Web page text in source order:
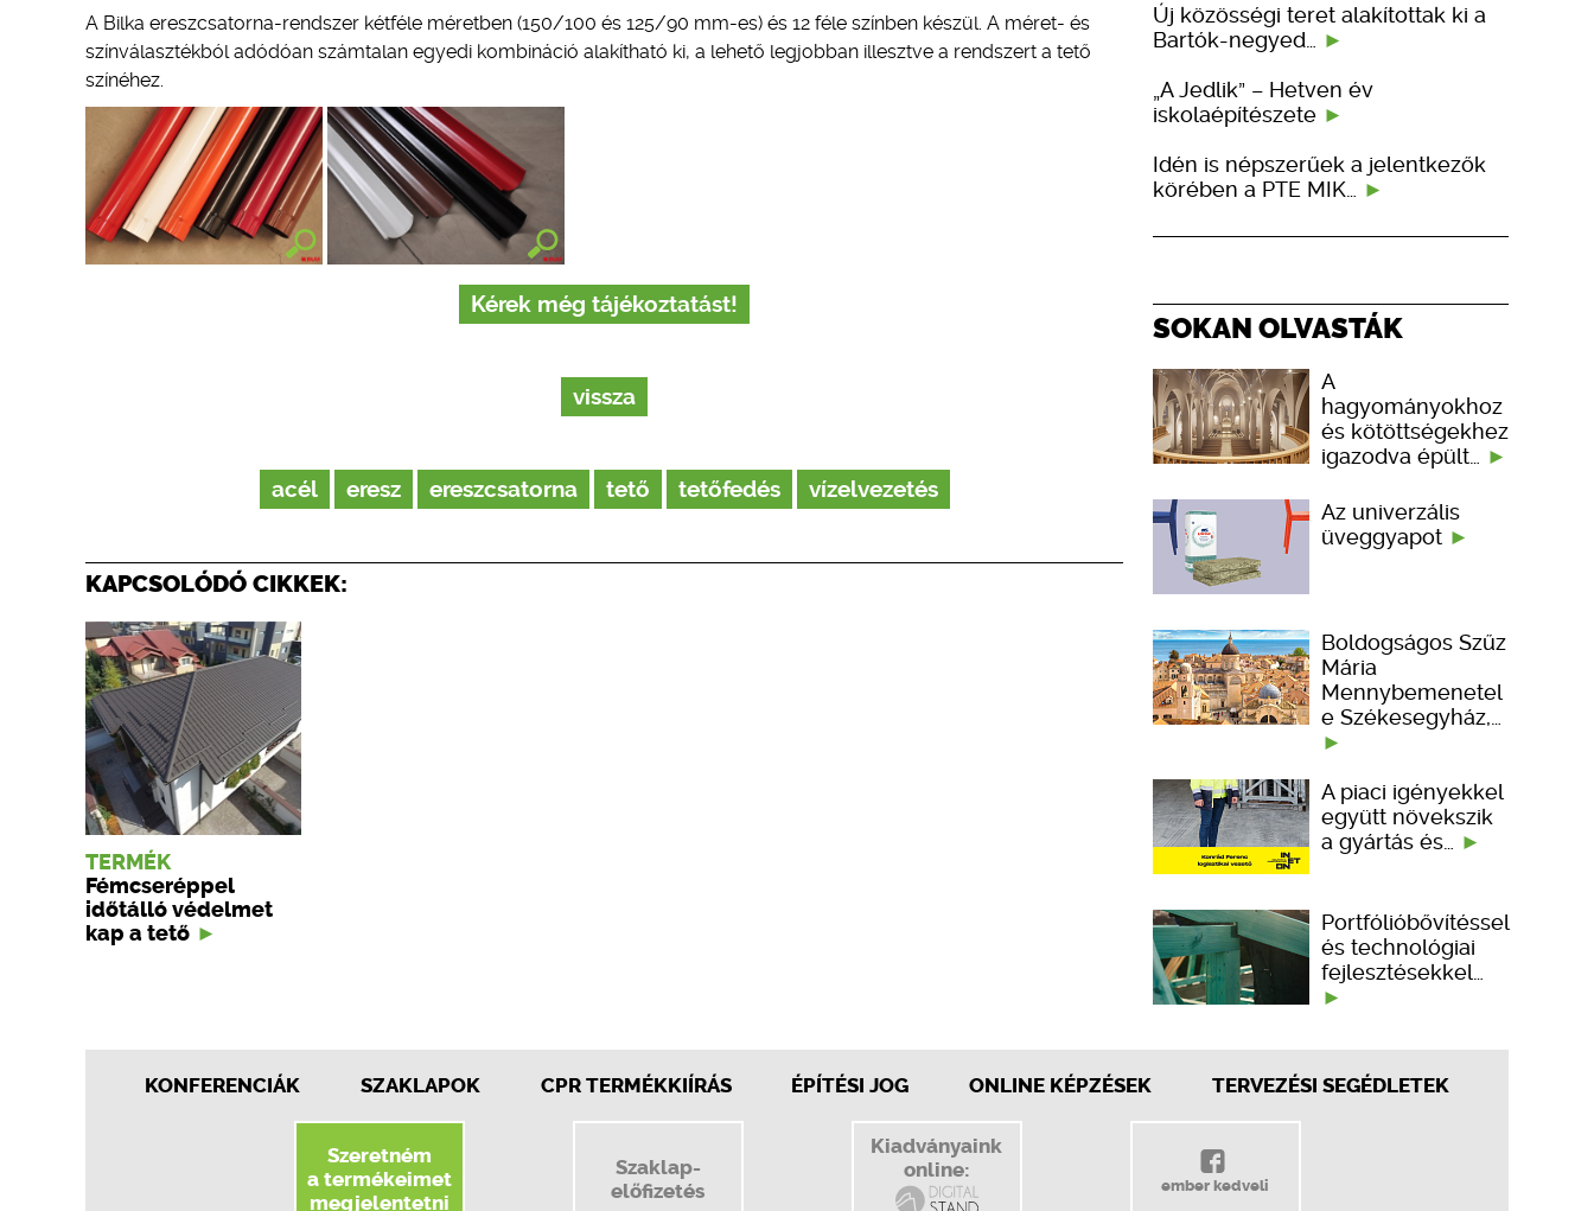
A Bilka ereszcsatorna-rendszer kétféle méretben (150/100 és 125/90 mm-es) és 12 féle színben készül. A méret- és
színválasztékból adódóan számtalan egyedi kombináció alakítható ki, a lehető legjobban illesztve a rendszert a tető
színéhez.
Kérek még tájékoztatást!
vissza
acél eresz ereszcsatorna tető tetőfedés vízelvezetés
KAPCSOLÓDÓ CIKKEK:
TERMÉK
Fémcseréppel
időtálló védelmet
kap a tető
Új közösségi teret alakítottak ki a
Bartók-negyed…
„A Jedlik” – Hetven év
iskolaépítészete
Idén is népszerűek a jelentkezők
körében a PTE MIK…
SOKAN OLVASTÁK
A
hagyományokhoz
és kötöttségekhez
igazodva épült…
Az univerzális
üveggyapot
Boldogságos Szűz
Mária
Mennybemenetel
e Székesegyház,…
A piaci igényekkel
együtt növekszik
a gyártás és…
Portfólióbővítéssel
és technológiai
fejlesztésekkel…
KONFERENCIÁK SZAKLAPOK CPR TERMÉKKIÍRÁS ÉPÍTÉSI JOG ONLINE KÉPZÉSEK TERVEZÉSI SEGÉDLETEK
Szeretném
a termékeimet
megjelentetni
Szaklap-
előfizetés
Kiadványaink
online:
ember kedveli